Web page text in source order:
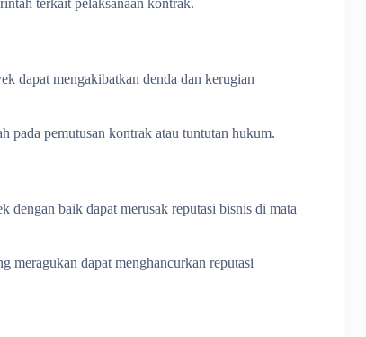
dapat mengakibatkan denda dan kerugian
pada pemutusan kontrak atau tuntutan hukum.
baik dapat merusak reputasi bisnis di mata
meragukan dapat menghancurkan reputasi